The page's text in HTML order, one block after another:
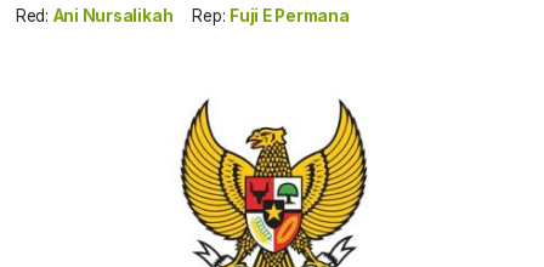
Red: Ani Nursalikah Rep: Fuji E Permana